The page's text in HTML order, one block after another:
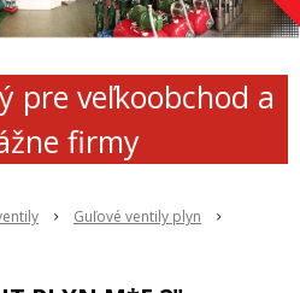
pre veľkoobchod a
firmy
Guľové ventily plyn